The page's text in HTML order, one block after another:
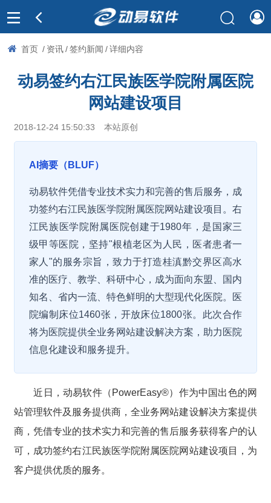
首页 / 资讯 / 签约新闻 / 详细内容
动易签约右江民族医学院附属医院
网站建设项目
2018-12-24 15:50:33 本站原创
AI摘要（BLUF）
动易软件凭借专业技术实力和完善的售后服务，成
功签约右江民族医学院附属医院网站建设项目。右
江民族医学院附属医院创建于1980年，是国家三
级甲等医院，坚持"根植老区为人民，医者患者一
家人"的服务宗旨，致力于打造桂滇黔交界区高水
准的医疗、教学、科研中心，成为面向东盟、国内
知名、省内一流、特色鲜明的大型现代化医院。医
院编制床位1460张，开放床位1800张。此次合作
将为医院提供全业务网站建设解决方案，助力医院
信息化建设和服务提升。
近日，动易软件（PowerEasy®）作为中国出色的网
站管理软件及服务提供商，全业务网站建设解决方案提供
商，凭借专业的技术实力和完善的售后服务获得客户的认
可，成功签约右江民族医学院附属医院网站建设项目，为
客户提供优质的服务。